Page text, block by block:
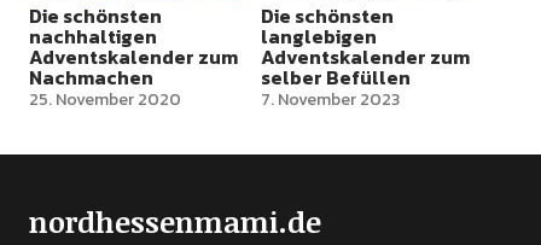
Die schönsten
nachhaltigen
Adventskalender zum
Nachmachen
25. November 2020
Die schönsten
langlebigen
Adventskalender zum
selber Befüllen
7. November 2023
nordhessenmami.de